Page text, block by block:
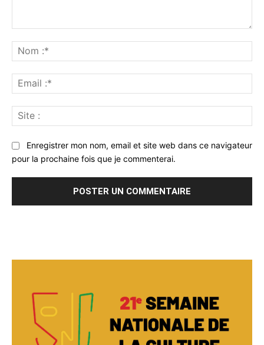
:*
:*
:
Enregistrer mon nom, email et site web dans ce navigateur
pour la prochaine fois que je commenterai.